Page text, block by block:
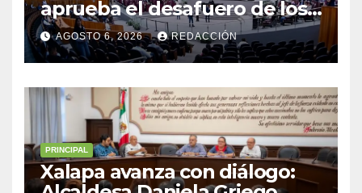
aprueba el desafuero de los
alcaldes de Ixhuatlán del
Sureste y Úrsulo Galván para
que enfrenten a la justicia
AGOSTO 6, 2026 REDACCIÓN
PRINCIPAL
Xalapa avanza con diálogo: